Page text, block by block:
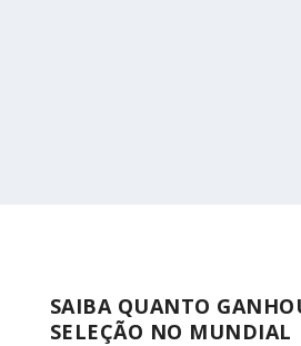
SAIBA QUANTO
SELEÇÃO NO MUNDIAL